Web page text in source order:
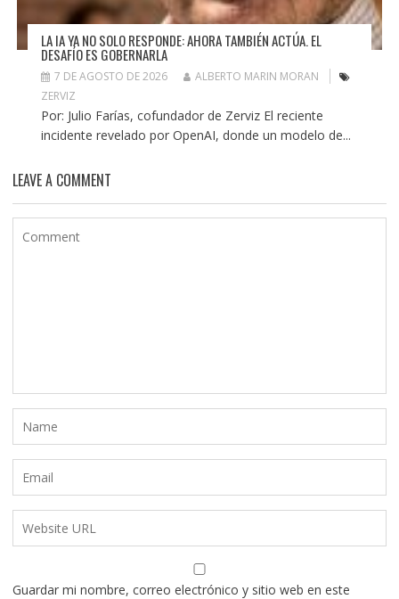
LA IA YA NO SOLO RESPONDE: AHORA TAMBIÉN ACTÚA. EL
DESAFÍO ES GOBERNARLA
7 DE AGOSTO DE 2026
ALBERTO MARIN MORAN
ZERVIZ
Por: Julio Farías, cofundador de Zerviz El reciente
incidente revelado por OpenAI, donde un modelo de...
LEAVE A COMMENT
Guardar mi nombre, correo electrónico y sitio web en este